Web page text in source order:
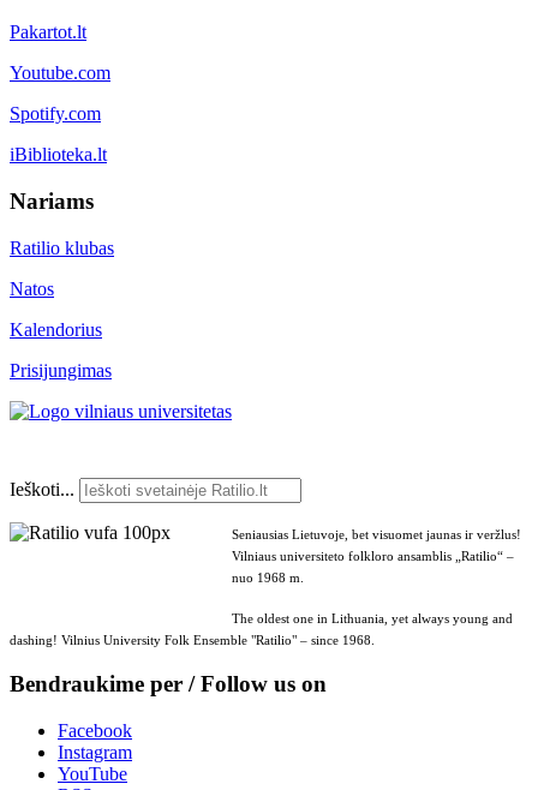
Pakartot.lt
Youtube.com
Spotify.com
iBiblioteka.lt
Nariams
Ratilio klubas
Natos
Kalendorius
Prisijungimas
Ieškoti...
Seniausias Lietuvoje, bet visuomet jaunas ir veržlus!
Vilniaus universiteto folkloro ansamblis „Ratilio“ –
nuo 1968 m.
The oldest one in Lithuania, yet always young and
dashing! Vilnius University Folk Ensemble "Ratilio" – since 1968.
Bendraukime per / Follow us on
Facebook
Instagram
YouTube